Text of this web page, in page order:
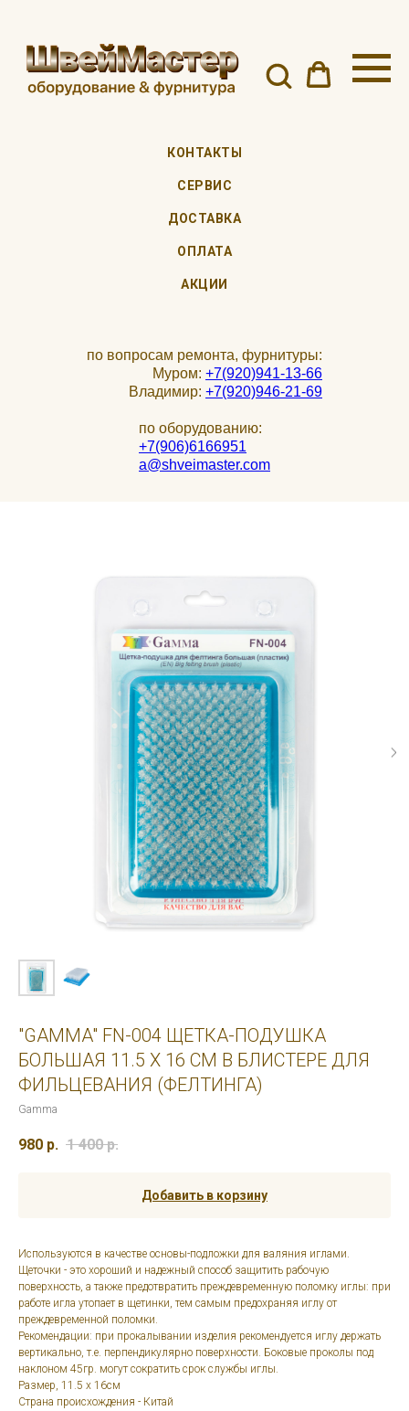
КОНТАКТЫ
СЕРВИС
ДОСТАВКА
ОПЛАТА
АКЦИИ
по вопросам ремонта, фурнитуры:
Муром: +7(920)941-13-66
Владимир: +7(920)946-21-69
по оборудованию:
+7(906)6166951
a@shveimaster.com
"GAMMA" FN-004 ЩЕТКА-ПОДУШКА
БОЛЬШАЯ 11.5 X 16 СМ В БЛИСТЕРЕ ДЛЯ
ФИЛЬЦЕВАНИЯ (ФЕЛТИНГА)
Gamma
980 р. 1 400 р.
Добавить в корзину
Используются в качестве основы-подложки для валяния иглами.
Щеточки - это хороший и надежный способ защитить рабочую
поверхность, а также предотвратить преждевременную поломку иглы: при
работе игла утопает в щетинки, тем самым предохраняя иглу от
преждевременной поломки.
Рекомендации: при прокалывании изделия рекомендуется иглу держать
вертикально, т.е. перпендикулярно поверхности. Боковые проколы под
наклоном 45гр. могут сократить срок службы иглы.
Размер, 11.5 x 16см
Страна происхождения - Китай